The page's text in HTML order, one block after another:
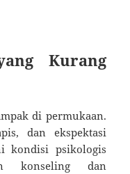
Kurang
di permukaan.
dan ekspektasi
kondisi psikologis
konseling dan